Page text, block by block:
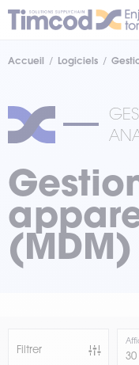
Accueil Logiciels
(MDM)
Filtrer